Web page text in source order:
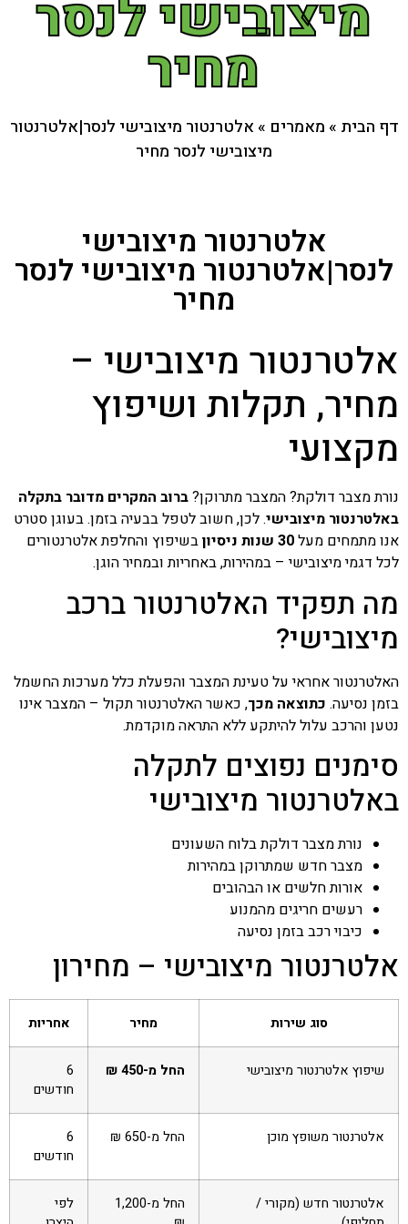
מיצובישי לנסר
מחיר
דף הבית » מאמרים »אלטרנטור מיצובישי לנסר|אלטרנטור
מיצובישי לנסר מחיר
אלטרנטור מיצובישי
לנסר|אלטרנטור מיצובישי לנסר
מחיר
אלטרנטור מיצובישי –
מחיר, תקלות ושיפוץ
מקצועי
נורת מצבר דולקת? המצבר מתרוקן?ברוב המקרים מדובר בתקלה
באלטרנטור מיצובישי. לכן, חשוב לטפל בבעיה בזמן. בעוגן סטרט
אנו מתמחים מעל30 שנות ניסיון
בשיפוץ והחלפת אלטרנטורים
לכל דגמי מיצובישי – במהירות, באחריות ובמחיר הוגן.
מה תפקיד האלטרנטור ברכב
מיצובישי?
האלטרנטור אחראי על טעינת המצבר והפעלת כלל מערכות החשמל
בזמן נסיעה. כתוצאה מכך, כאשר האלטרנטור תקול – המצבר אינו
נטען והרכב עלול להיתקע ללא התראה מוקדמת.
סימנים נפוצים לתקלה
באלטרנטור מיצובישי
נורת מצבר דולקת בלוח השעונים
מצבר חדש שמתרוקן במהירות
אורות חלשים או הבהובים
רעשים חריגים מהמנוע
כיבוי רכב בזמן נסיעה
אלטרנטור מיצובישי – מחירון
סוג שירות מחיר אחריות
שיפוץ אלטרנטור מיצובישי החל מ-450 ₪
6
חודשים
אלטרנטור משופץ מוכן החל מ-650 ₪
6
חודשים
אלטרנטור חדש (מקורי /
החל מ-1,200
לפי